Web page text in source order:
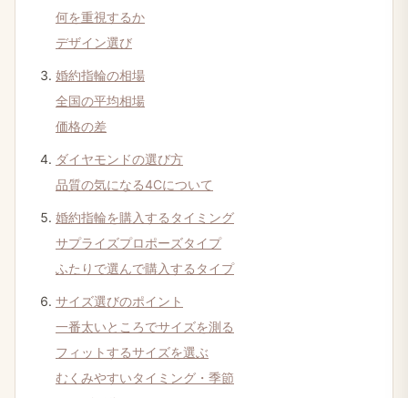
何を​重視するか
デザイン選び
婚約指輪の​相場
全国の​平均相場
価格の​差
ダイヤモンドの​選び方
品質の​気に​なる​4Cに​ついて
婚約指輪を​購入する​タイミング
サプライズプロポーズタイプ
ふたりで​選んで​購入する​タイプ
サイズ選びの​ポイント
一番​太い​ところで​サイズを​測る
フィットする​サイズを​選ぶ
むく​みやすい​タイミング・季節